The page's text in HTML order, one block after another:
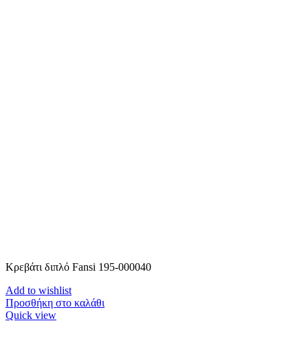
Κρεβάτι διπλό Fansi 195-000040
Add to wishlist
Προσθήκη στο καλάθι
Quick view